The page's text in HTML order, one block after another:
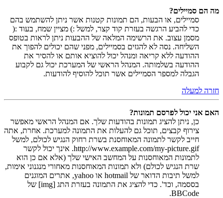
מה הם סמיילים?
סמיילים, או הבעות, הם תמונות קטנות אשר ניתן להשתמש בהם
כדי להביע הרגשה בעזרת קוד קצר, למשל :) מציין שמח, בעוד :(
מסמן עצוב. את הרשימה המלאה של ההבעות ניתן לראות בטופס
השליחה. נסה לא להגזים בסמיילים, מפני שהם יכולים להפוך את
ההודעה ללא קריאה ומנהל יכול להוציא אותם או להסיר את
ההודעה בשלמותה. המנהל הראשי של המערכת יכול גם לקבוע
הגבלה למספר הסמיילים אשר תוכל להוסיף להודעות.
חזרה למעלה
האם אני יכול לפרסם תמונות?
כן, ניתן להציג תמונות בהודעות שלך. אם המנהל הראשי מאפשר
צירוף קבצים, תוכל גם להעלות את התמונה למערכת. אחרת, אתה
חייב לקשר לתמונה המאוחסנת בשרת רחוק הנגיש לכולם, למשל
http://www.example.com/my-picture.gif. אינך יכול לקשר
לתמונות המאוחסנות על המחשב האישי שלך (אלא אם כן הוא
שרת הנגיש לכולם) ולא תמונות המאוחסנות מאחורי מנגנוני אימות,
למשל תיבות הדואר של hotmail או yahoo, אתרים המוגנים
בססמה, וכד'. כדי להציג את התמונה בעזרת התג [img] של
BBCode.